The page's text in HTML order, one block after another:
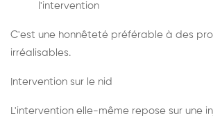
l'intervention
C'est une honnêteté préférable à des
irréalisables.
Intervention sur le nid
L'intervention elle-même repose sur une